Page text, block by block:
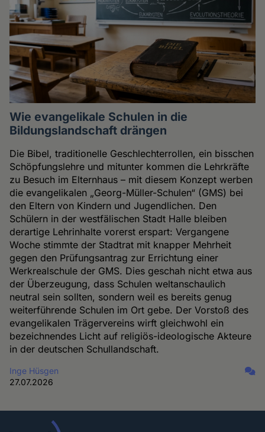
Wie evangelikale Schulen in die
Bildungslandschaft drängen
Die Bibel, traditionelle Geschlechterrollen, ein bisschen
Schöpfungslehre und mitunter kommen die Lehrkräfte
zu Besuch im Elternhaus – mit diesem Konzept werben
die evangelikalen „Georg-Müller-Schulen“ (GMS) bei
den Eltern von Kindern und Jugendlichen. Den
Schülern in der westfälischen Stadt Halle bleiben
derartige Lehrinhalte vorerst erspart: Vergangene
Woche stimmte der Stadtrat mit knapper Mehrheit
gegen den Prüfungsantrag zur Errichtung einer
Werkrealschule der GMS. Dies geschah nicht etwa aus
der Überzeugung, dass Schulen weltanschaulich
neutral sein sollten, sondern weil es bereits genug
weiterführende Schulen im Ort gebe. Der Vorstoß des
evangelikalen Trägervereins wirft gleichwohl ein
bezeichnendes Licht auf religiös-ideologische Akteure
in der deutschen Schullandschaft.
Inge Hüsgen
27.07.2026